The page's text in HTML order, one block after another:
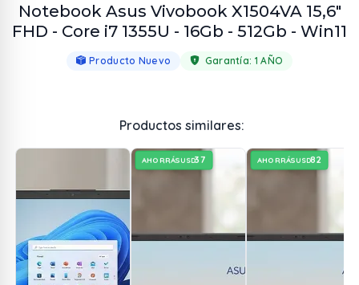
Notebook Asus Vivobook X1504VA 15,6"
FHD - Core i7 1355U - 16Gb - 512Gb - Win11
Producto Nuevo Garantía: 1 AÑO
Productos similares:
AHORRÁSUSD37 AHORRÁSUSD82